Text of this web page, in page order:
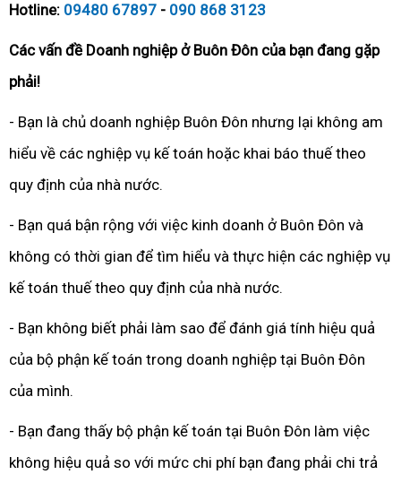
Hotline: 09480 67897 - 090 868 3123
Các vấn đề Doanh nghiệp ở Buôn Đôn của bạn đang gặp
phải!
- Bạn là chủ doanh nghiệp Buôn Đôn nhưng lại không am
hiểu về các nghiệp vụ kế toán hoặc khai báo thuế theo
quy định của nhà nước.
- Bạn quá bận rộng với việc kinh doanh ở Buôn Đôn và
không có thời gian để tìm hiểu và thực hiện các nghiệp vụ
kế toán thuế theo quy định của nhà nước.
- Bạn không biết phải làm sao để đánh giá tính hiệu quả
của bộ phận kế toán trong doanh nghiệp tại Buôn Đôn
của mình.
- Bạn đang thấy bộ phận kế toán tại Buôn Đôn làm việc
không hiệu quả so với mức chi phí bạn đang phải chi trả